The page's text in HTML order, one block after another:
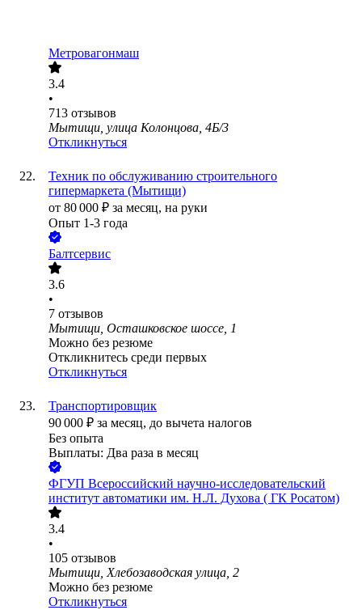
Метровагонмаш
3.4
•
713 отзывов
Мытищи, улица Колонцова, 4Б/3
Откликнуться
Техник по обслуживанию строительного
гипермаркета (Мытищи)
от 80 000 ₽ за месяц, на руки
Опыт 1-3 года
Балтсервис
3.6
•
7 отзывов
Мытищи, Осташковское шоссе, 1
Можно без резюме
Откликнитесь среди первых
Откликнуться
Транспортировщик
90 000 ₽ за месяц, до вычета налогов
Без опыта
Выплаты: Два раза в месяц
ФГУП Всероссийский научно-исследовательский
институт автоматики им. Н.Л. Духова ( ГК Росатом)
3.4
•
105 отзывов
Мытищи, Хлебозаводская улица, 2
Можно без резюме
Откликнуться